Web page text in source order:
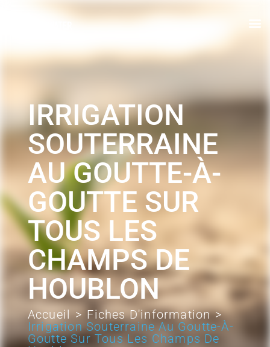
IRRIGATION
SOUTERRAINE
AU GOUTTE-À-
GOUTTE SUR
TOUS LES
CHAMPS DE
HOUBLON
Accueil > Fiches D'information >
Irrigation Souterraine Au Goutte-À-
Goutte Sur Tous Les Champs De